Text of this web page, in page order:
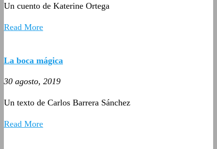
Un cuento de Katerine Ortega
Read More
La boca mágica
30 agosto, 2019
Un texto de Carlos Barrera Sánchez
Read More